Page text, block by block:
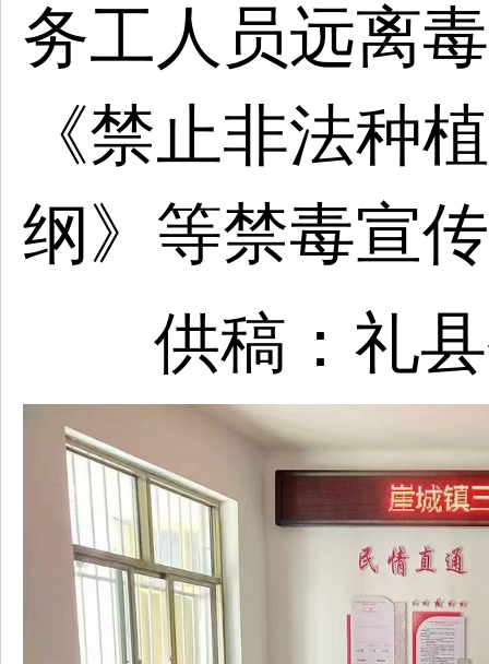
务工人员远离
《禁止非法种
纲》等禁毒宣
供稿：礼